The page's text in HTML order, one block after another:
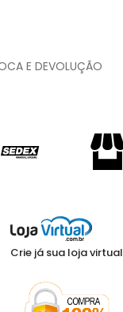
E DEVOLUÇÃO
Crie já sua loja virtual